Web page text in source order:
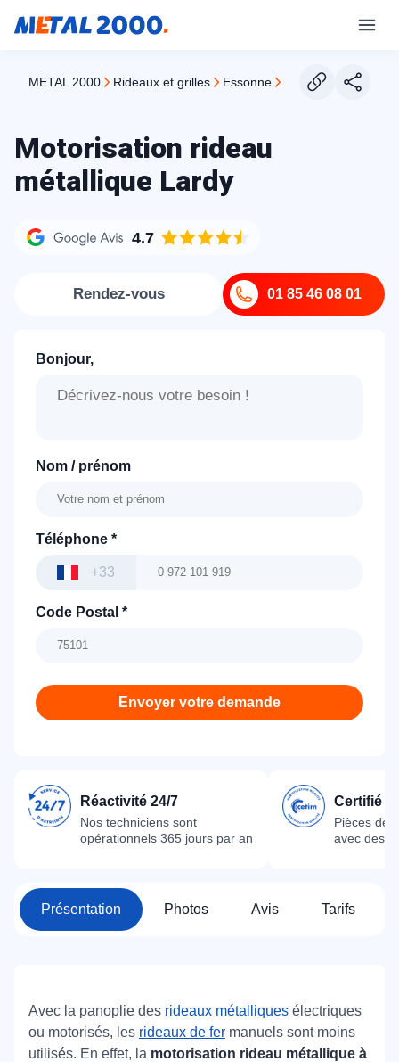
METAL 2000 rideaux et grilles essonne lardy
Motorisation rideau
métallique Lardy
4.7
01 85 46 08 01
Rendez-vous
Bonjour,
Nom / prénom
Téléphone *
+33
Code Postal *
Envoyer votre demande
Réactivité 24/7
Nos techniciens sont
opérationnels 365 jours par an
Certifié
Pièces
avec des
Présentation Photos Avis Tarifs
Avec la panoplie des rideaux métalliques électriques
ou motorisés, les rideaux de fer manuels sont moins
utilisés. En effet, la motorisation rideau métallique à